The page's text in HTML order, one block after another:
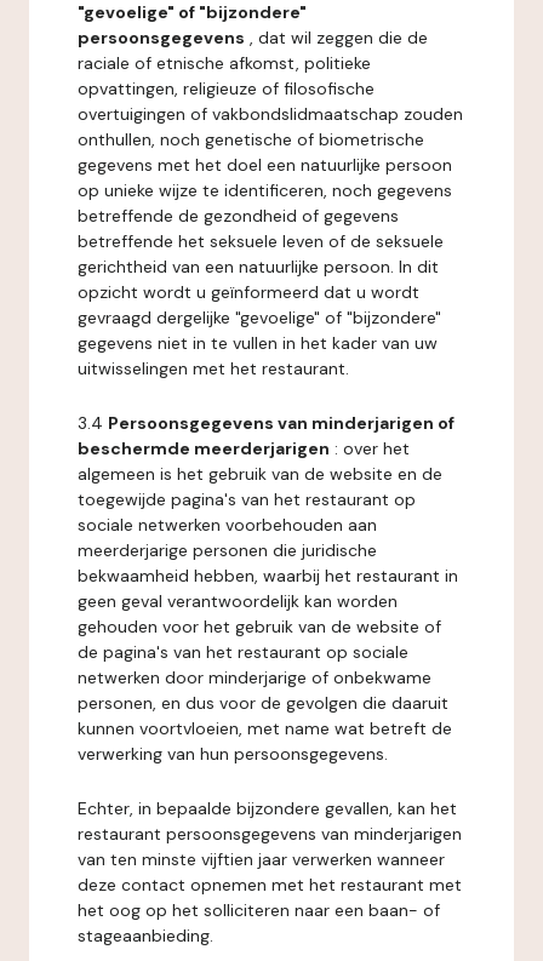
"gevoelige" of "bijzondere"
persoonsgegevens , dat wil zeggen die de
raciale of etnische afkomst, politieke
opvattingen, religieuze of filosofische
overtuigingen of vakbondslidmaatschap zouden
onthullen, noch genetische of biometrische
gegevens met het doel een natuurlijke persoon
op unieke wijze te identificeren, noch gegevens
betreffende de gezondheid of gegevens
betreffende het seksuele leven of de seksuele
gerichtheid van een natuurlijke persoon. In dit
opzicht wordt u geïnformeerd dat u wordt
gevraagd dergelijke "gevoelige" of "bijzondere"
gegevens niet in te vullen in het kader van uw
uitwisselingen met het restaurant.
3.4 Persoonsgegevens van minderjarigen of
beschermde meerderjarigen : over het
algemeen is het gebruik van de website en de
toegewijde pagina's van het restaurant op
sociale netwerken voorbehouden aan
meerderjarige personen die juridische
bekwaamheid hebben, waarbij het restaurant in
geen geval verantwoordelijk kan worden
gehouden voor het gebruik van de website of
de pagina's van het restaurant op sociale
netwerken door minderjarige of onbekwame
personen, en dus voor de gevolgen die daaruit
kunnen voortvloeien, met name wat betreft de
verwerking van hun persoonsgegevens.
Echter, in bepaalde bijzondere gevallen, kan het
restaurant persoonsgegevens van minderjarigen
van ten minste vijftien jaar verwerken wanneer
deze contact opnemen met het restaurant met
het oog op het solliciteren naar een baan- of
stageaanbieding.